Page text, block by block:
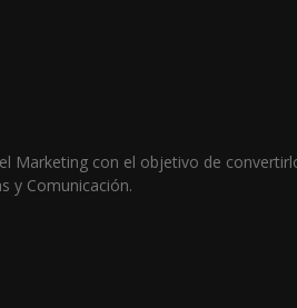
Marketing con el objetivo de
y Comunicación.